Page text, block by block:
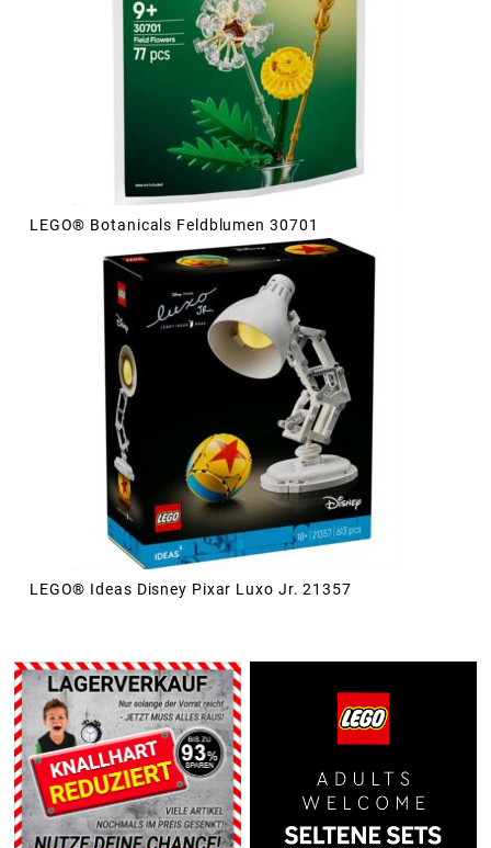
LEGO® Botanicals Feldblumen 30701
LEGO® Ideas Disney Pixar Luxo Jr. 21357